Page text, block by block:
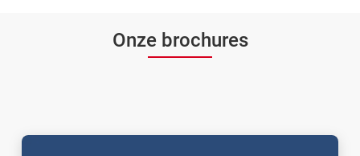
Onze brochures